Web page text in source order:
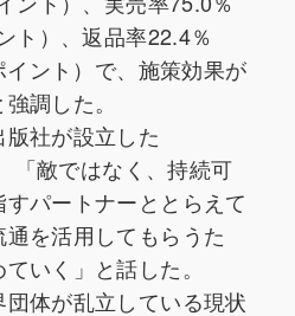
ト）、返品率22.4％
イント）で、施策効果が
調した。
社が設立した
「敵ではなく、持続可
パートナーととらえて
を活用してもらうた
いく」と話した。
体が乱立している現状